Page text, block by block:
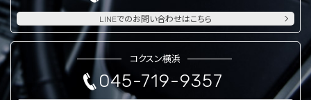
LINEでのお問い合わせはこちら
コクスン横浜
045-719-9357